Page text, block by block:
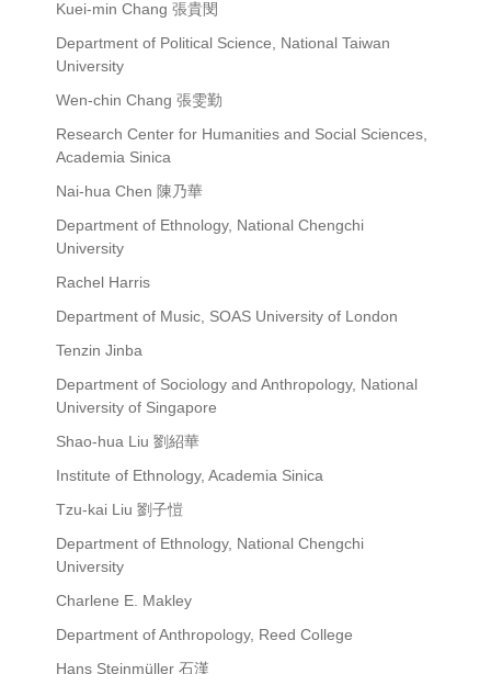
Kuei-min Chang 張貴閔
Department of Political Science, National Taiwan
University
Wen-chin Chang 張雯勤
Research Center for Humanities and Social Sciences,
Academia Sinica
Nai-hua Chen 陳乃華
Department of Ethnology, National Chengchi
University
Rachel Harris
Department of Music, SOAS University of London
Tenzin Jinba
Department of Sociology and Anthropology, National
University of Singapore
Shao-hua Liu 劉紹華
Institute of Ethnology, Academia Sinica
Tzu-kai Liu 劉子愷
Department of Ethnology, National Chengchi
University
Charlene E. Makley
Department of Anthropology, Reed College
Hans Steinmüller 石漢